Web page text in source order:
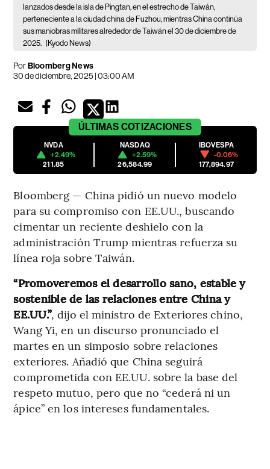
lanzados desde la isla de Pingtan, en el estrecho de Taiwán,
perteneciente a la ciudad china de Fuzhou, mientras China continúa
sus maniobras militares alrededor de Taiwán el 30 de diciembre de
2025. (Kyodo News)
PorBloomberg News
30 de diciembre, 2025 | 03:00 AM
ÚLTIMAS COTIZACIONES
NVDA
+2.49%
211.85
NASDAQ
+2.59%
26,584.99
IBOVESPA
-0.06%
177,894.97
Bloomberg — China pidió un nuevo modelo
para su compromiso con EE.UU., buscando
cimentar un reciente deshielo con la
administración Trump mientras refuerza su
línea roja sobre Taiwán.
“Promoveremos el desarrollo sano, estable y
sostenible de las relaciones entre China y
EE.UU.”, dijo el ministro de Exteriores chino,
Wang Yi, en un discurso pronunciado el
martes en un simposio sobre relaciones
exteriores. Añadió que China seguirá
comprometida con EE.UU. sobre la base del
respeto mutuo, pero que no “cederá ni un
ápice” en los intereses fundamentales.